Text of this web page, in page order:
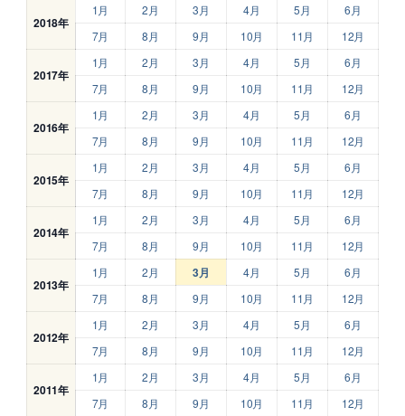
2018年
1月 2月 3月 4月 5月
6月
7月
8月 9月 10月 11月 12月
2017年
1月 2月 3月 4月 5月
6月
7月
8月 9月 10月 11月 12月
2016年
1月 2月 3月 4月 5月
6月
7月
8月 9月 10月 11月 12月
2015年
1月 2月 3月 4月 5月
6月
7月
8月 9月 10月 11月 12月
2014年
1月 2月 3月 4月 5月
6月
7月
8月 9月 10月 11月 12月
2013年
1月 2月 3月 4月 5月
6月
7月
8月 9月 10月 11月 12月
2012年
1月 2月 3月 4月 5月
6月
7月
8月 9月 10月 11月 12月
2011年
1月 2月 3月 4月 5月
6月
7月
8月 9月 10月 11月 12月